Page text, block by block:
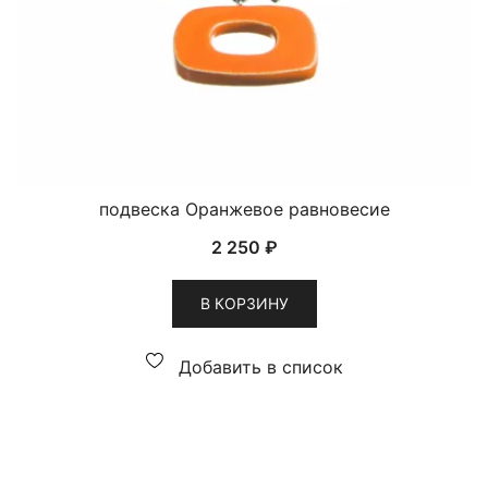
подвеска Оранжевое равновесие
2 250 ₽
В КОРЗИНУ
Добавить в список